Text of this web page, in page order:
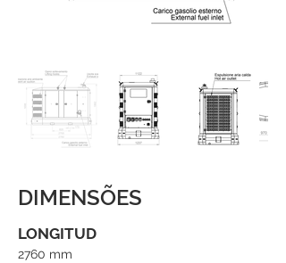
DIMENSÕES
LONGITUD
2760 mm